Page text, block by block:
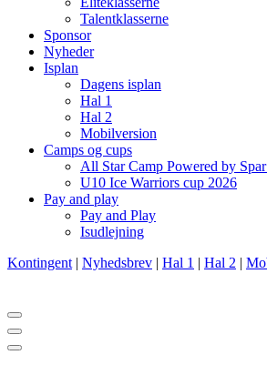
Talentklasserne
Sponsor
Nyheder
Isplan
Dagens isplan
Hal 1
Hal 2
Mobilversion
Camps og cups
All Star Camp Powered by
U10 Ice Warriors cup 2026
Pay and play
Pay and Play
Isudlejning
Kontingent | Nyhedsbrev | Hal 1 | Hal 2 |
Navigation
menu
Navigation
menu